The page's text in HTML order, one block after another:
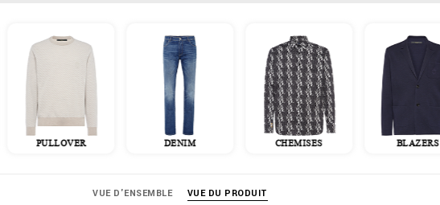
PULLOVER DENIM CHEMISES BLAZERS
VUE D'ENSEMBLE VUE DU PRODUIT